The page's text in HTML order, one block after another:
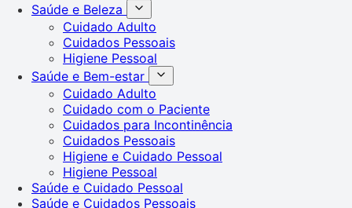
Saúde e Beleza
Cuidado Adulto
Cuidados Pessoais
Higiene Pessoal
Saúde e Bem-estar
Cuidado Adulto
Cuidado com o Paciente
Cuidados para Incontinência
Cuidados Pessoais
Higiene e Cuidado Pessoal
Higiene Pessoal
Saúde e Cuidado Pessoal
Saúde e Cuidados Pessoais